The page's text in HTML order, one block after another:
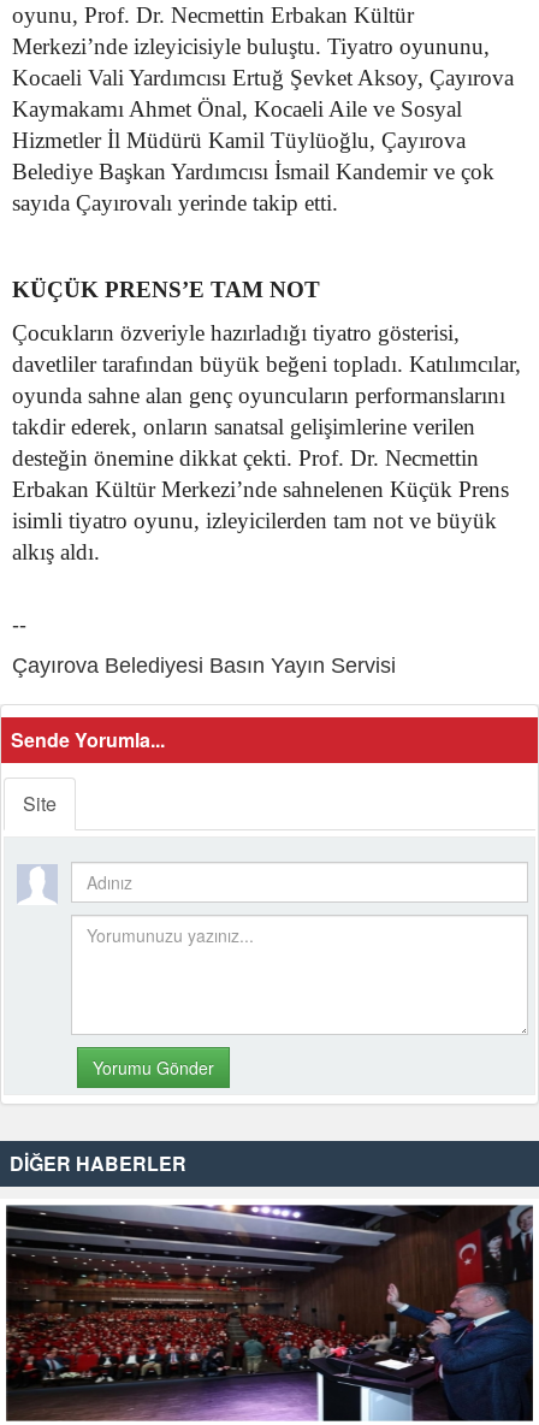
oyunu, Prof. Dr. Necmettin Erbakan Kültür
Merkezi’nde izleyicisiyle buluştu. Tiyatro oyununu,
Kocaeli Vali Yardımcısı Ertuğ Şevket Aksoy, Çayırova
Kaymakamı Ahmet Önal, Kocaeli Aile ve Sosyal
Hizmetler İl Müdürü Kamil Tüylüoğlu, Çayırova
Belediye Başkan Yardımcısı İsmail Kandemir ve çok
sayıda Çayırovalı yerinde takip etti.
KÜÇÜK PRENS’E TAM NOT
Çocukların özveriyle hazırladığı tiyatro gösterisi,
davetliler tarafından büyük beğeni topladı. Katılımcılar,
oyunda sahne alan genç oyuncuların performanslarını
takdir ederek, onların sanatsal gelişimlerine verilen
desteğin önemine dikkat çekti. Prof. Dr. Necmettin
Erbakan Kültür Merkezi’nde sahnelenen Küçük Prens
isimli tiyatro oyunu, izleyicilerden tam not ve büyük
alkış aldı.
--
Çayırova Belediyesi Basın Yayın Servisi
Sende Yorumla...
Site
DİĞER HABERLER